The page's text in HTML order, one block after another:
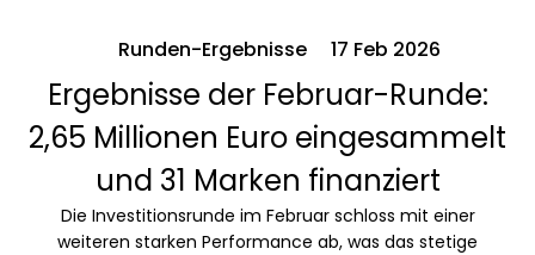
Konditionen der
Forderungsabtretung
Markengalerie
Runden-Ergebnisse 17 Feb 2026
Ergebnisse der Februar-Runde:
2,65 Millionen Euro eingesammelt
und 31 Marken finanziert
Die Investitionsrunde im Februar schloss mit einer
weiteren starken Performance ab, was das stetige